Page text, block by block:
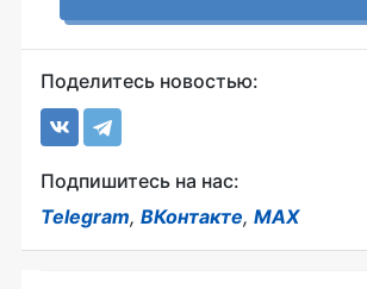
Поделитесь новостью:
Подпишитесь на нас:
Telegram, ВКонтакте, MAX